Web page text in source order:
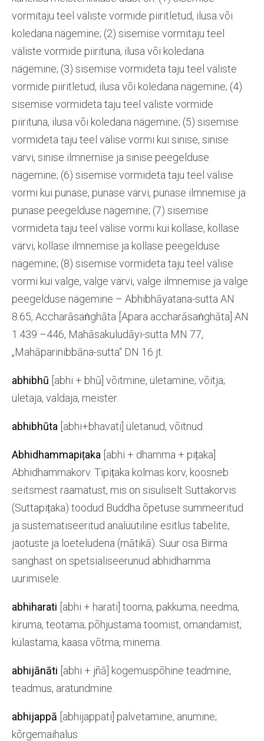
vormitaju teel väliste vormide piiritletud, ilusa või
koledana nägemine; (2) sisemise vormitaju teel
väliste vormide piirituna, ilusa või koledana
nägemine; (3) sisemise vormideta taju teel väliste
vormide piiritletud, ilusa või koledana nägemine; (4)
sisemise vormideta taju teel väliste vormide
piirituna, ilusa või koledana nägemine; (5) sisemise
vormideta taju teel välise vormi kui sinise, sinise
värvi, sinise ilmnemise ja sinise peegelduse
nägemine; (6) sisemise vormideta taju teel välise
vormi kui punase, punase värvi, punase ilmnemise ja
punase peegelduse nägemine; (7) sisemise
vormideta taju teel välise vormi kui kollase, kollase
värvi, kollase ilmnemise ja kollase peegelduse
nägemine; (8) sisemise vormideta taju teel välise
vormi kui valge, valge värvi, valge ilmnemise ja valge
peegelduse nägemine – Abhibhāyatana-sutta AN
8.65, Accharā­saṅghāta [Apara a­ccharā­saṅghāta] AN
1.439 –446, Mahāsakuludāyi-sutta MN 77,
„Mahāparinibbāna-sutta“ DN 16 jt.
abhibhū [abhi + bhū] võitmine, ületamine; võitja;
ületaja, valdaja, meister.
abhibhūta [abhi+bhavati] ületanud, võitnud.
Abhidhammapiṭaka [abhi + dhamma + piṭaka]
Abhidhammakorv. Tipiṭaka kolmas korv, koosneb
seitsmest raamatust, mis on sisuliselt Suttakorvis
(Suttapiṭaka) toodud Buddha õpetuse summeeritud
ja süstematiseeritud analüütiline esitlus tabelite,
jaotuste ja loeteludena (mātikā). Suur osa Birma
sanghast on spetsialiseerunud abhidhamma
uurimisele.
abhiharati [abhi + harati] tooma, pakkuma; needma,
kiruma, teotama; põhjustama toomist, omandamist;
külastama, kaasa võtma, minema.
abhijānāti [abhi + jñā] kogemuspõhine teadmine,
teadmus, äratundmine.
abhijappā [abhijappati] palvetamine, anumine;
kõrgemaihalus.